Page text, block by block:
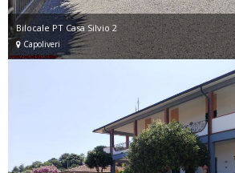
Bilocale PT Casa Silvio 2
Capoliveri